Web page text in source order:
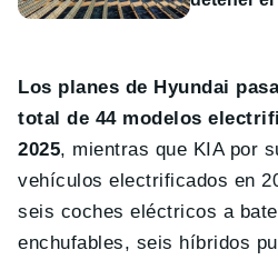
Los planes de Hyundai
total de 44 modelos
2025, mientras que KIA por
vehículos electrificados en
seis coches eléctricos a
enchufables, seis híbridos